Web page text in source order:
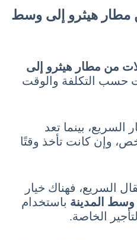
مطار هيثرو إلى وسط
من مطار هيثرو إلى
حسب التكلفة والوقت
السريع، بينما تعد
وإن كانت تأخذ وقتًا
السريع، فهناك خيار
المدينة باستخدام
الخاصة.